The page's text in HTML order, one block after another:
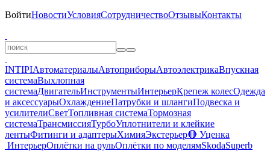
ВойтиНовостиУсловияСотрудничествоОтзывыКонтакты
INTIPIАвтоматериалыАвтоприборыАвтоэлектрикаВпускная
системаВыхлопная
системаДвигательИнструментыИнтерьерКрепеж колесОдежда
и аксессуарыОхлаждениеПатрубки и шлангиПодвеска и
усилителиСветТопливная системаТормозная
системаТрансмиссияТурбоУплотнители и клейкие
лентыФитинги и адаптерыХимияЭкстерьер🔴 Уценка
ИнтерьерОплётки на рульОплётки по моделямSkodaSuperb